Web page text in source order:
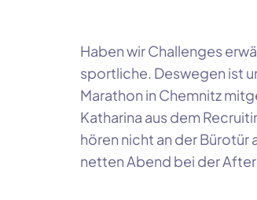
Haben wir Challenges
sportliche. Deswegen ist
Marathon in Chemnitz
Katharina aus dem
hören nicht an der Bürotür
netten Abend bei der